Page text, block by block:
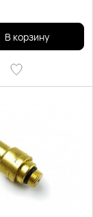
В корзину